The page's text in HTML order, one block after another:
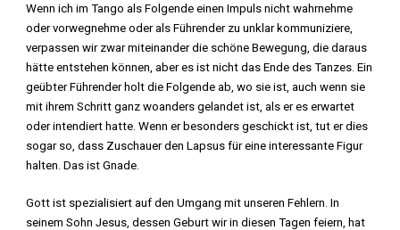
Wenn ich im Tango als Folgende einen Impuls nicht wahrnehme
oder vorwegnehme oder als Führender zu unklar kommuniziere,
verpassen wir zwar miteinander die schöne Bewegung, die daraus
hätte entstehen können, aber es ist nicht das Ende des Tanzes. Ein
geübter Führender holt die Folgende ab, wo sie ist, auch wenn sie
mit ihrem Schritt ganz woanders gelandet ist, als er es erwartet
oder intendiert hatte. Wenn er besonders geschickt ist, tut er dies
sogar so, dass Zuschauer den Lapsus für eine interessante Figur
halten. Das ist Gnade.
Gott ist spezialisiert auf den Umgang mit unseren Fehlern. In
seinem Sohn Jesus, dessen Geburt wir in diesen Tagen feiern, hat